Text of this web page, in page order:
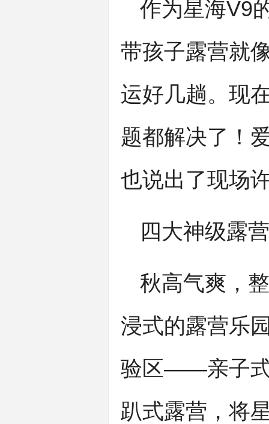
作为星海V9
带孩子露营就
运好几趟。现
题都解决了！
也说出了现场
四大神级露
秋高气爽，
浸式的露营乐
验区——亲子式
趴式露营，将